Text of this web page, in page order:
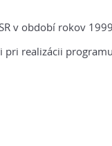
v období rokov
realizácii